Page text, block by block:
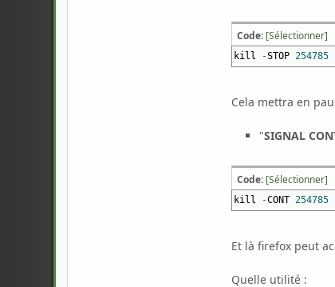
Code: [Sélectionner]
kill -STOP254785
Cela mettra en
"SIGNAL
Code: [Sélectionner]
kill -CONT254785
Et là firefox peut
Quelle utilité :